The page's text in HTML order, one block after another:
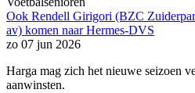
Ook Rendell Girigori (BZC
av) komen naar Hermes-DVS
zo 07 jun 2026
Harga mag zich het nieuwe seizoen
aanwinsten.